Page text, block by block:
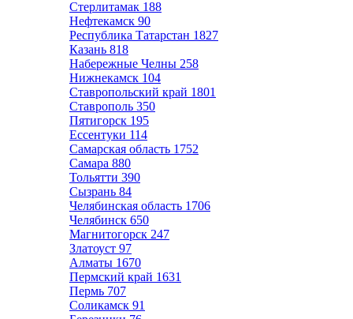
Стерлитамак 188
Нефтекамск 90
Республика Татарстан 1827
Казань 818
Набережные Челны 258
Нижнекамск 104
Ставропольский край 1801
Ставрополь 350
Пятигорск 195
Ессентуки 114
Самарская область 1752
Самара 880
Тольятти 390
Сызрань 84
Челябинская область 1706
Челябинск 650
Магнитогорск 247
Златоуст 97
Алматы 1670
Пермский край 1631
Пермь 707
Соликамск 91